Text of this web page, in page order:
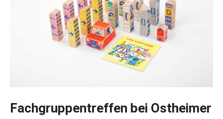
Fachgruppentreffen bei Ostheimer